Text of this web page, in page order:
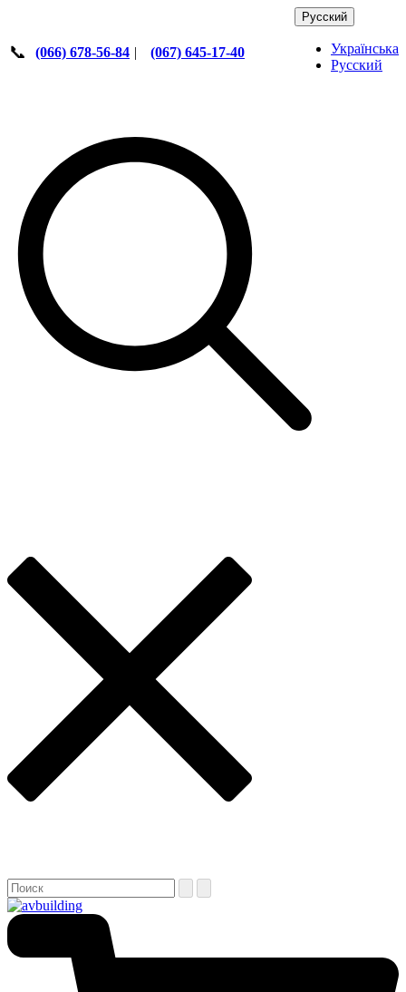
📞 (066) 678-56-84 | (067) 645-17-40
Русский
Українська
Русский